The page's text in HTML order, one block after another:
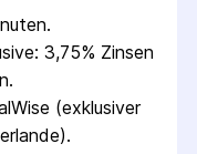
3,75% Zinsen
(exklusiver